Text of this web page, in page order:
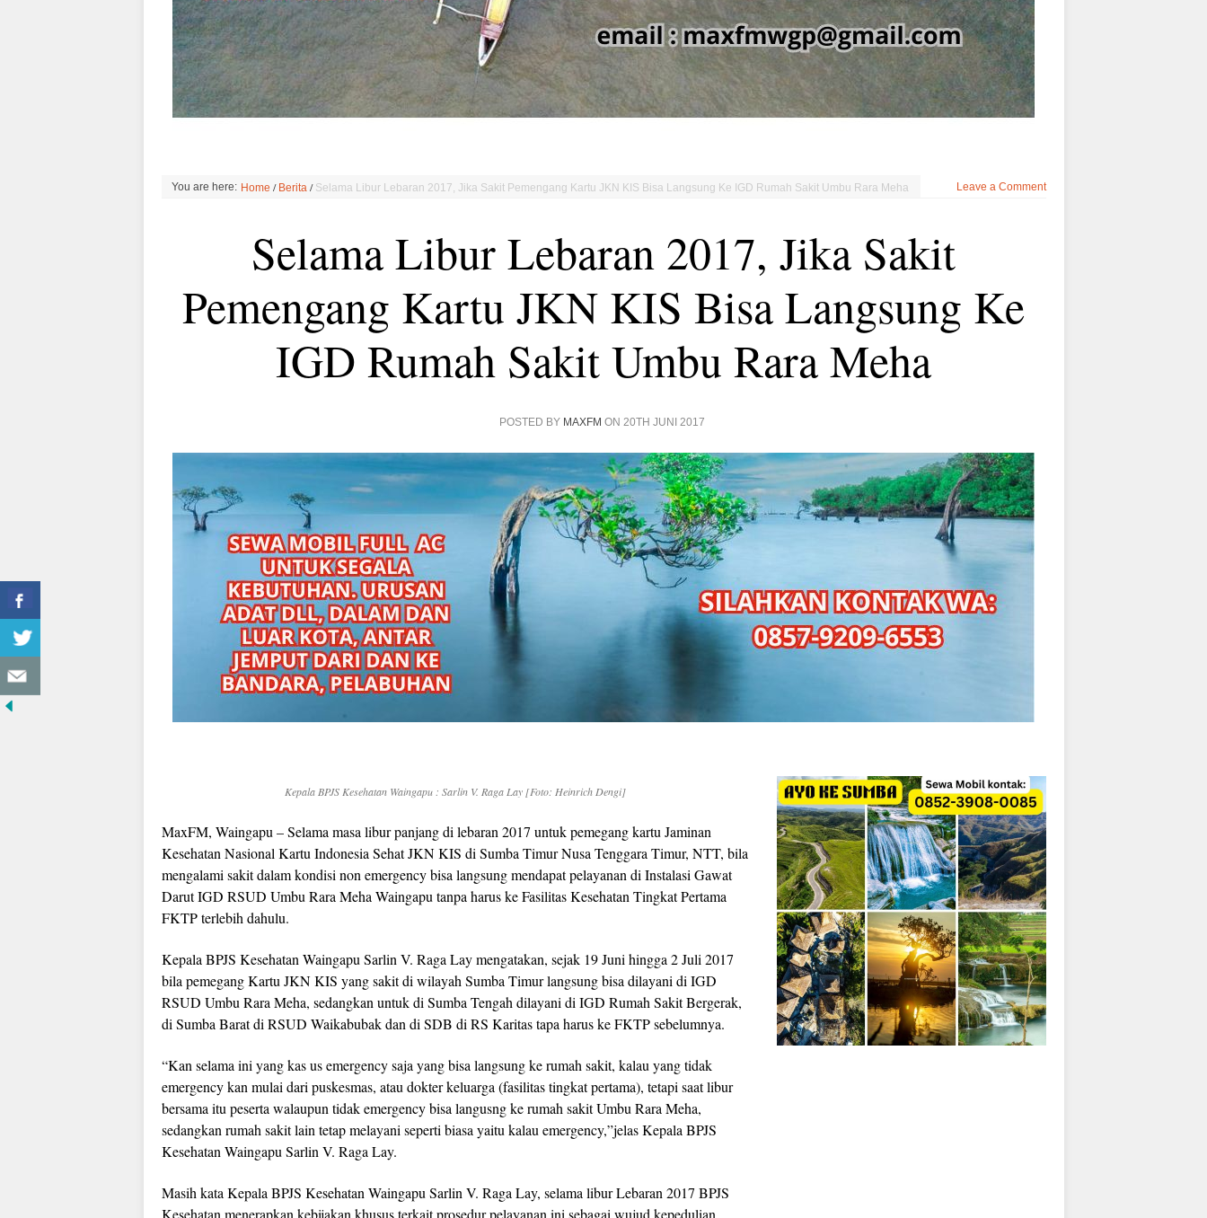
You are here: Home / Berita / Selama Libur Lebaran 2017, Jika Sakit Pemengang Kartu JKN KIS Bisa Langsung Ke IGD Rumah Sakit Umbu Rara Meha Leave a Comment
Selama Libur Lebaran 2017, Jika Sakit
Pemengang Kartu JKN KIS Bisa Langsung Ke
IGD Rumah Sakit Umbu Rara Meha
POSTED BY MAXFM ON 20TH JUNI 2017
Kepala BPJS Kesehatan Waingapu : Sarlin V. Raga Lay [Foto: Heinrich Dengi]
MaxFM, Waingapu – Selama masa libur panjang di lebaran 2017 untuk pemegang kartu Jaminan
Kesehatan Nasional Kartu Indonesia Sehat JKN KIS di Sumba Timur Nusa Tenggara Timur, NTT, bila
mengalami sakit dalam kondisi non emergency bisa langsung mendapat pelayanan di Instalasi Gawat
Darut IGD RSUD Umbu Rara Meha Waingapu tanpa harus ke Fasilitas Kesehatan Tingkat Pertama
FKTP terlebih dahulu.
Kepala BPJS Kesehatan Waingapu Sarlin V. Raga Lay mengatakan, sejak 19 Juni hingga 2 Juli 2017
bila pemegang Kartu JKN KIS yang sakit di wilayah Sumba Timur langsung bisa dilayani di IGD
RSUD Umbu Rara Meha, sedangkan untuk di Sumba Tengah dilayani di IGD Rumah Sakit Bergerak,
di Sumba Barat di RSUD Waikabubak dan di SDB di RS Karitas tapa harus ke FKTP sebelumnya.
“Kan selama ini yang kas us emergency saja yang bisa langsung ke rumah sakit, kalau yang tidak
emergency kan mulai dari puskesmas, atau dokter keluarga (fasilitas tingkat pertama), tetapi saat libur
bersama itu peserta walaupun tidak emergency bisa langusng ke rumah sakit Umbu Rara Meha,
sedangkan rumah sakit lain tetap melayani seperti biasa yaitu kalau emergency,”jelas Kepala BPJS
Kesehatan Waingapu Sarlin V. Raga Lay.
Masih kata Kepala BPJS Kesehatan Waingapu Sarlin V. Raga Lay, selama libur Lebaran 2017 BPJS
Kesehatan menerapkan kebijakan khusus terkait prosedur pelayanan ini sebagai wujud kepedulian